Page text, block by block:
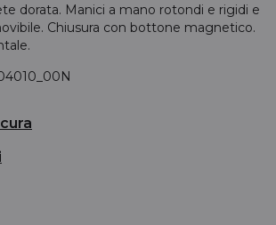
dorata. Manici a mano rotondi e rigidi e
Chiusura con bottone magnetico.